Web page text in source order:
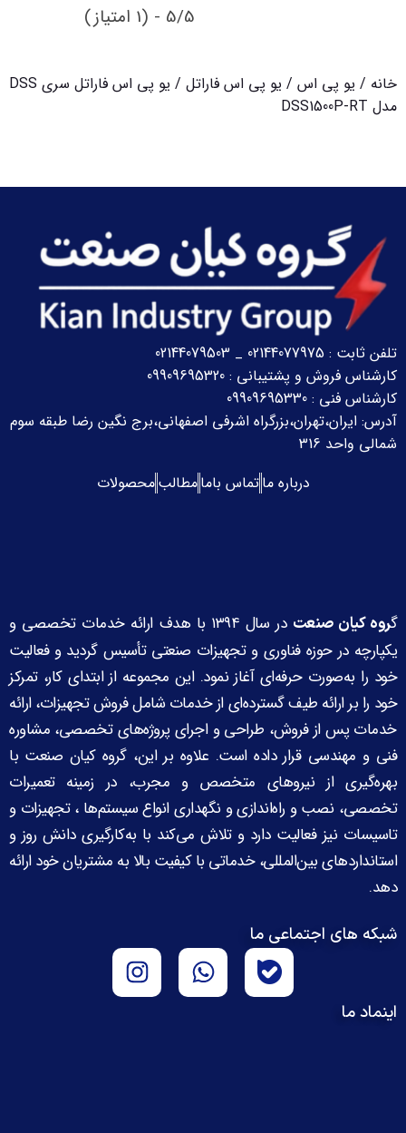
5/5 - (1 امتیاز)
خانه / یو پی اس / یو پی اس فاراتل
/ یو پی‌ اس فاراتل سری DSS
مدل DSS1500P-RT
تلفن ثابت : 02144077975 _ 02144079503
کارشناس فروش و پشتیبانی : 09909695320
کارشناس فنی : 09909695330
آدرس: ایران،تهران،بزرگراه اشرفی اصفهانی،برج نگین رضا طبقه سوم
شمالی واحد 316
درباره ماتماس بامامطالبمحصولات
گروه کیان صنعت
در سال ۱۳۹۴ با هدف ارائه خدمات تخصصی و
یکپارچه در حوزه فناوری و تجهیزات صنعتی تأسیس گردید و فعالیت
خود را به‌صورت حرفه‌ای آغاز نمود. این مجموعه از ابتدای کار، تمرکز
خود را بر ارائه طیف گسترده‌ای از خدمات شامل فروش تجهیزات، ارائه
خدمات پس از فروش، طراحی و اجرای پروژه‌های تخصصی، مشاوره
فنی و مهندسی قرار داده است. علاوه بر این، گروه کیان صنعت با
بهره‌گیری از نیروهای متخصص و مجرب، در زمینه تعمیرات
تخصصی، نصب و راه‌اندازی و نگهداری انواع سیستم‌ها ، تجهیزات و
تاسیسات نیز فعالیت دارد و تلاش می‌کند با به‌کارگیری دانش روز و
استانداردهای بین‌المللی، خدماتی با کیفیت بالا به مشتریان خود ارائه
دهد.
شبکه های اجتماعی ما
اینماد ما